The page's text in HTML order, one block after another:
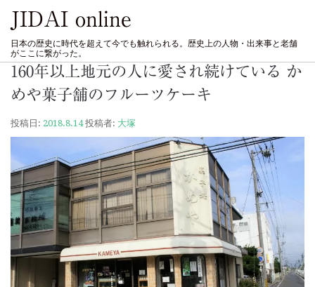
JIDAI online
日本の歴史に時代を超えて今でも触れられる。歴史上の人物・出来事と老舗
がここに繋がった。
160年以上地元の人に愛され続けている か
めや菓子舗のフルーツケーキ
投稿日: 2018.8.14投稿者: 大塚